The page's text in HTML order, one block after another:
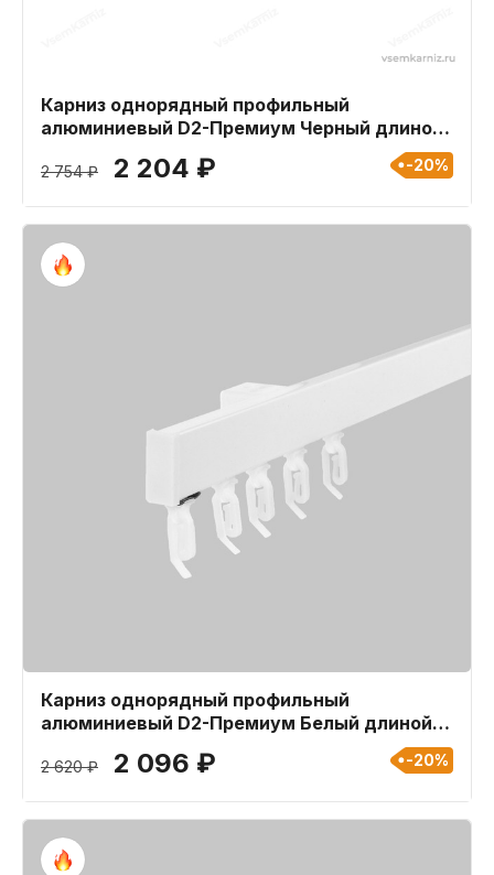
Карниз однорядный профильный
алюминиевый D2-Премиум Черный длиной
2 754 ₽ 2 204 ₽ -20%
Карниз однорядный профильный
алюминиевый D2-Премиум Белый длиной
2 620 ₽ 2 096 ₽ -20%